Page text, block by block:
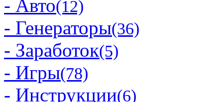
- Авто(12)
- Генераторы(36)
- Заработок(5)
- Игры(78)
- Инструкции(6)